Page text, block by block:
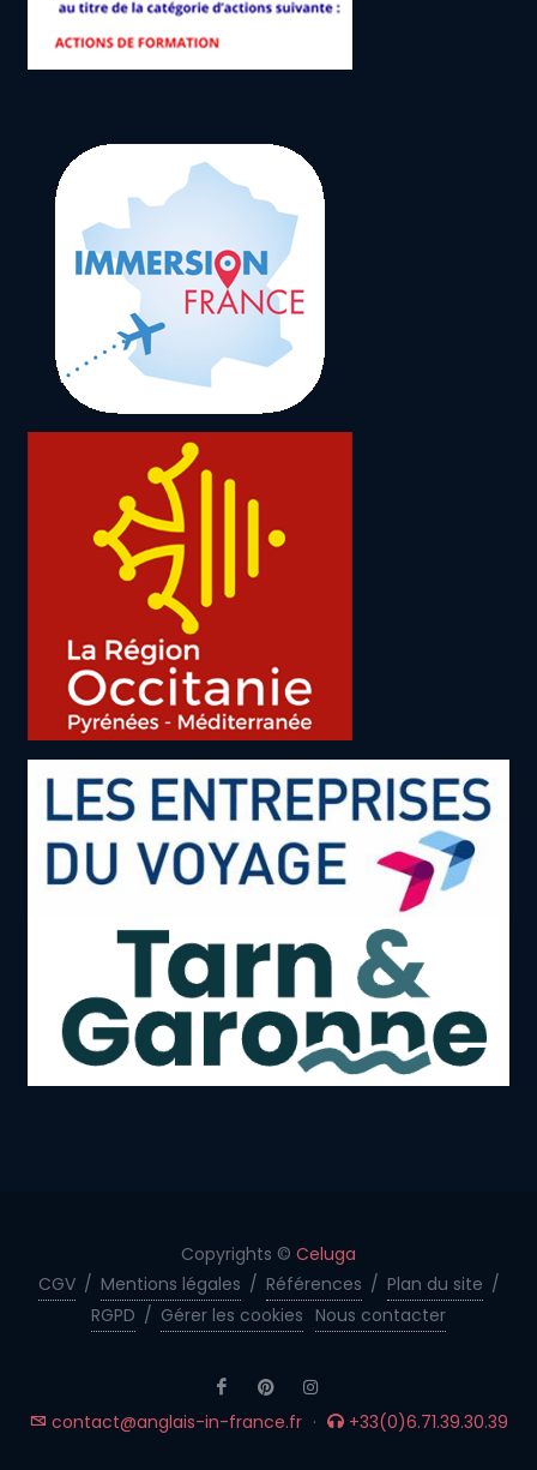
Copyrights © Celuga
CGV / Mentions légales / Références / Plan du site /
RGPD / Gérer les cookies Nous contacter
contact@anglais-in-france.fr · +33(0)6.71.39.30.39